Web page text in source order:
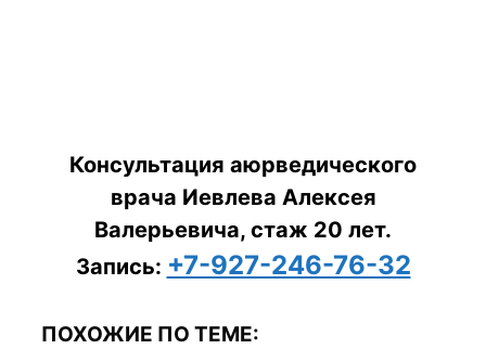
Консультация аюрведического
врача Иевлева Алексея
Валерьевича, стаж 20 лет.
Запись: +7-927-246-76-32
ПОХОЖИЕ ПО ТЕМЕ: